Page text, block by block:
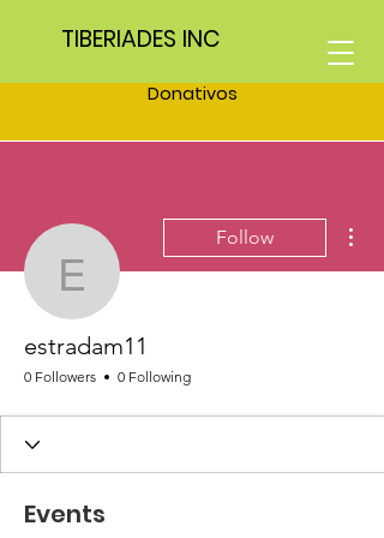
TIBERIADES INC
Donativos
estradam11
Follow
estradam11
0 Followers 0 Following
Events